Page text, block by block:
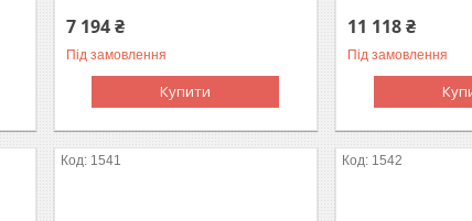
7 194 ₴
Під замовлення
Купити
11 118 ₴
Під замовлення
1541 1542